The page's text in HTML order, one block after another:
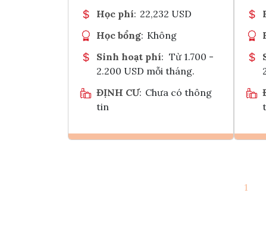
Học phí: 22,232 USD
Học bổng: Không
Sinh hoạt phí: Từ 1.700 -
2.200 USD mỗi tháng.
ĐỊNH CƯ: Chưa có thông
tin
1